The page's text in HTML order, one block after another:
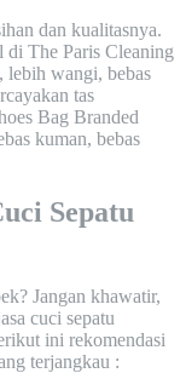
dan kualitasnya.
di The Paris Cleaning
lebih wangi, bebas
tas
Bag Branded
kuman, bebas
Sepatu
Jangan khawatir,
cuci sepatu
ini rekomendasi
terjangkau :